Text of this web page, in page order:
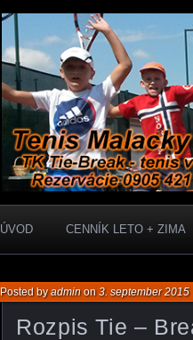
Tenis
TK Tie-Break - tenis v
ÚVOD CENNÍK LETO + ZIMA
Rozpis Tie –
Posted byadminon3. september 2015